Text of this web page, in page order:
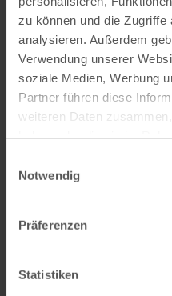
zu können und die
analysieren. Außerdem
Verwendung unserer
soziale Medien, Werbung
Partner führen diese
weiteren Daten
Notwendig
Präferenzen
Statistiken
Das könnte
interessieren